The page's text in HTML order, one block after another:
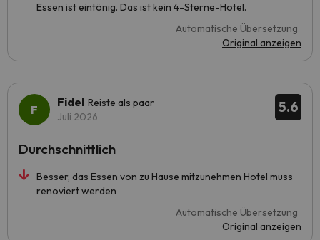
Essen ist eintönig. Das ist kein 4-Sterne-Hotel.
Automatische Übersetzung
Original anzeigen
5.6
Fidel Reiste als paar
Juli 2026
Besser, das Essen von zu Hause mitzunehmen Hotel muss
renoviert werden
Automatische Übersetzung
Original anzeigen
Durchschnittlich